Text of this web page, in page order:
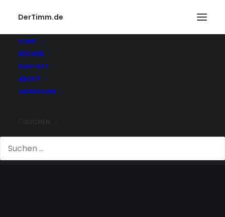
DerTimm.de
HOME
BÜCHER
KONTAKT
ABOUT
IMPRESSUM